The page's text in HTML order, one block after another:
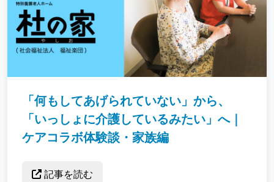
「何もしてあげられていない」から、
「いっしょに介護しているみたい」へ｜
ケアコラボ体験談・家族編
記事を読む